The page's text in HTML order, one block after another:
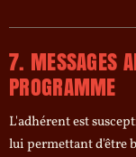
7. MESSAGES
PROGRAMME
L'adhérent est
lui permettant d'être